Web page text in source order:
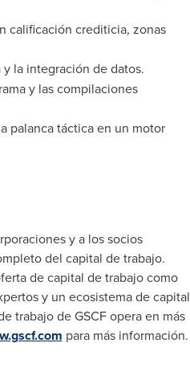
calificación crediticia, zonas
la integración de datos.
y las compilaciones
palanca táctica en un motor
y a los socios
del capital de trabajo.
de capital de trabajo como
y un ecosistema de capital
trabajo de GSCF opera en más
para más información.